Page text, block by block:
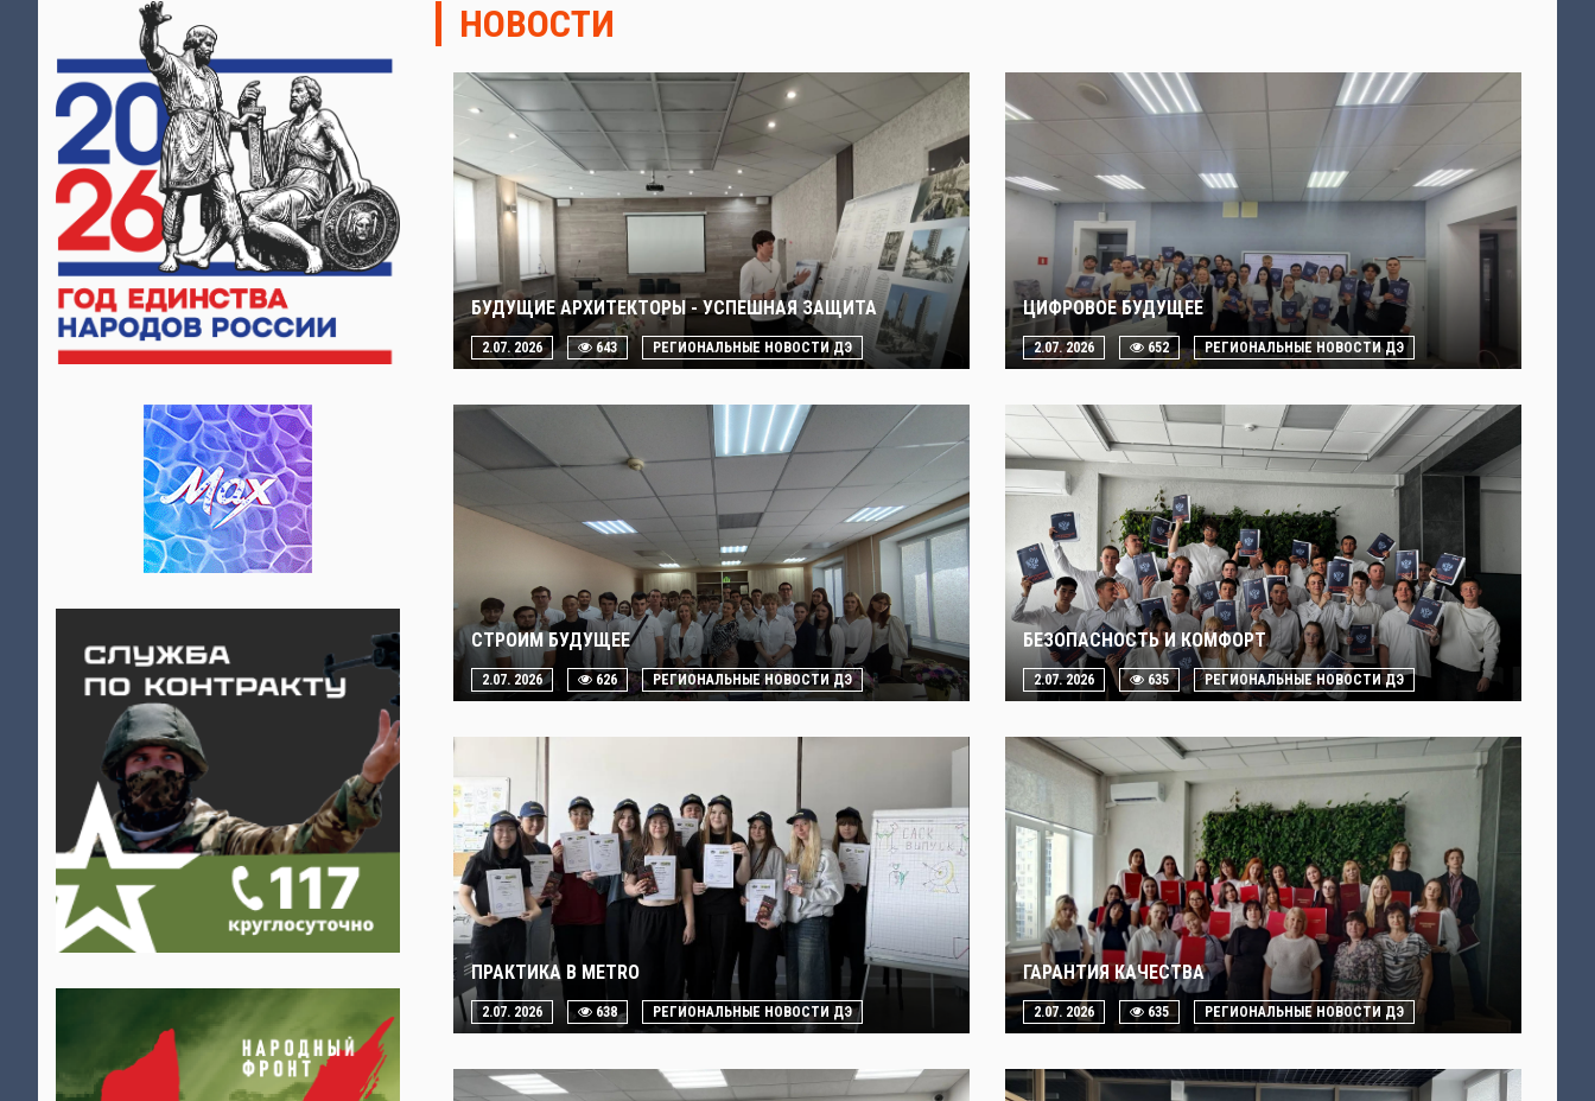
НОВОСТИ
БУДУЩИЕ АРХИТЕКТОРЫ - УСПЕШНАЯ ЗАЩИТА
2.07. 2026 643 РЕГИОНАЛЬНЫЕ НОВОСТИ ДЭ
ЦИФРОВОЕ БУДУЩЕЕ
2.07. 2026 652 РЕГИОНАЛЬНЫЕ НОВОСТИ ДЭ
СТРОИМ БУДУЩЕЕ
2.07. 2026 626 РЕГИОНАЛЬНЫЕ НОВОСТИ ДЭ
БЕЗОПАСНОСТЬ И КОМФОРТ
2.07. 2026 635 РЕГИОНАЛЬНЫЕ НОВОСТИ ДЭ
ПРАКТИКА В METRO
2.07. 2026 638 РЕГИОНАЛЬНЫЕ НОВОСТИ ДЭ
ГАРАНТИЯ КАЧЕСТВА
2.07. 2026 635 РЕГИОНАЛЬНЫЕ НОВОСТИ ДЭ